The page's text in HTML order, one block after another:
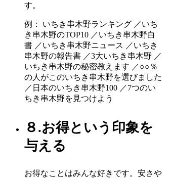
す。
例： いちき串木野ランキング ／いち
き串木野のTOP10 ／いちき串木野白
書 ／いちき串木野ニュース ／いちき
串木野の報告書 ／3大いちき串木野 ／
いちき串木野の秘密教えます ／○○％
の人がこのいちき串木野を選びました
／日本のいちき串木野100 ／7つのい
ちき串木野を見つけよう
８.お得という印象を
与える
お得なことはみんな好きです。安さや